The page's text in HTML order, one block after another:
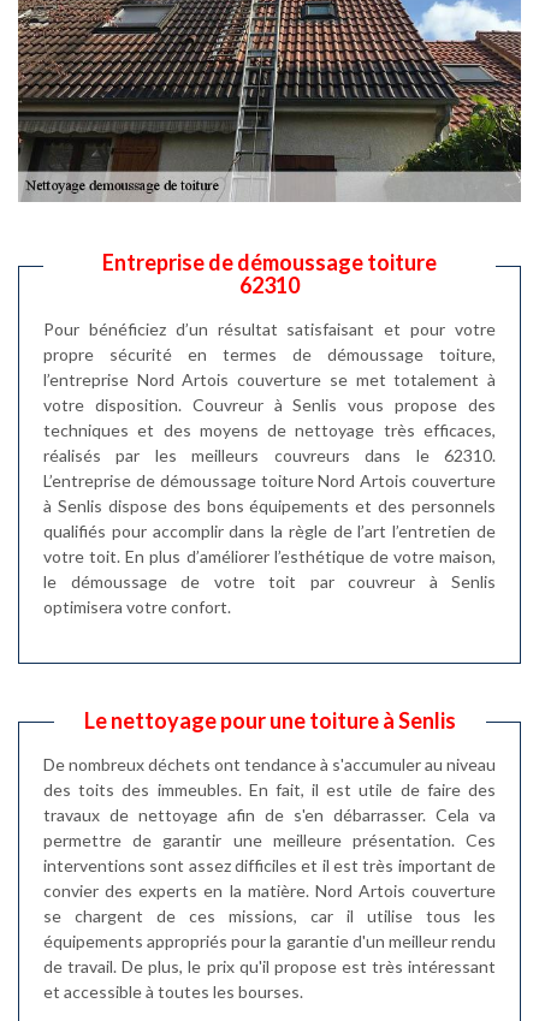
Entreprise de démoussage toiture
62310
Pour bénéficiez d’un résultat satisfaisant et pour votre
propre sécurité en termes de démoussage toiture,
l’entreprise Nord Artois couverture se met totalement à
votre disposition. Couvreur à Senlis vous propose des
techniques et des moyens de nettoyage très efficaces,
réalisés par les meilleurs couvreurs dans le 62310.
L’entreprise de démoussage toiture Nord Artois couverture
à Senlis dispose des bons équipements et des personnels
qualifiés pour accomplir dans la règle de l’art l’entretien de
votre toit. En plus d’améliorer l’esthétique de votre maison,
le démoussage de votre toit par couvreur à Senlis
optimisera votre confort.
Le nettoyage pour une toiture à Senlis
De nombreux déchets ont tendance à s'accumuler au niveau
des toits des immeubles. En fait, il est utile de faire des
travaux de nettoyage afin de s'en débarrasser. Cela va
permettre de garantir une meilleure présentation. Ces
interventions sont assez difficiles et il est très important de
convier des experts en la matière. Nord Artois couverture
se chargent de ces missions, car il utilise tous les
équipements appropriés pour la garantie d'un meilleur rendu
de travail. De plus, le prix qu'il propose est très intéressant
et accessible à toutes les bourses.